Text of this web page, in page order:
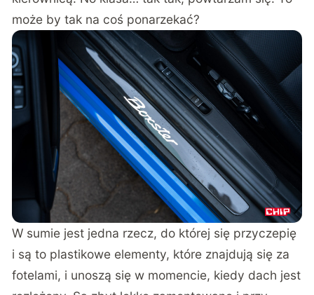
może by tak na coś ponarzekać?
W sumie jest jedna rzecz, do której się przyczepię
i są to plastikowe elementy, które znajdują się za
fotelami, i unoszą się w momencie, kiedy dach jest